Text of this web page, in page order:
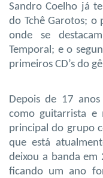
Sandro Coelho já
do Tchê Garotos; o
onde se
Temporal; e o
primeiros CD’s do
Depois de 17
como guitarrista e
principal do grupo
que está
deixou a banda
ficando um ano